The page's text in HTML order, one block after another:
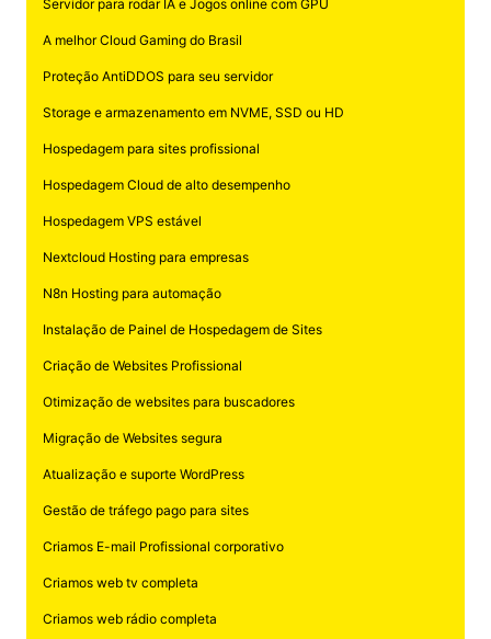
Servidor para rodar IA e Jogos online com GPU
A melhor Cloud Gaming do Brasil
Proteção AntiDDOS para seu servidor
Storage e armazenamento em NVME, SSD ou HD
Hospedagem para sites profissional
Hospedagem Cloud de alto desempenho
Hospedagem VPS estável
Nextcloud Hosting para empresas
N8n Hosting para automação
Instalação de Painel de Hospedagem de Sites
Criação de Websites Profissional
Otimização de websites para buscadores
Migração de Websites segura
Atualização e suporte WordPress
Gestão de tráfego pago para sites
Criamos E-mail Profissional corporativo
Criamos web tv completa
Criamos web rádio completa